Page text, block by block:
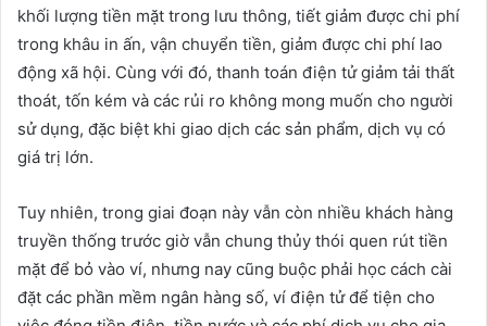
khối lượng tiền mặt trong lưu thông, tiết giảm được chi phí
trong khâu in ấn, vận chuyển tiền, giảm được chi phí lao
động xã hội. Cùng với đó, thanh toán điện tử giảm tải thất
thoát, tốn kém và các rủi ro không mong muốn cho người
sử dụng, đặc biệt khi giao dịch các sản phẩm, dịch vụ có
giá trị lớn.
Tuy nhiên, trong giai đoạn này vẫn còn nhiều khách hàng
truyền thống trước giờ vẫn chung thủy thói quen rút tiền
mặt để bỏ vào ví, nhưng nay cũng buộc phải học cách cài
đặt các phần mềm ngân hàng số, ví điện tử để tiện cho